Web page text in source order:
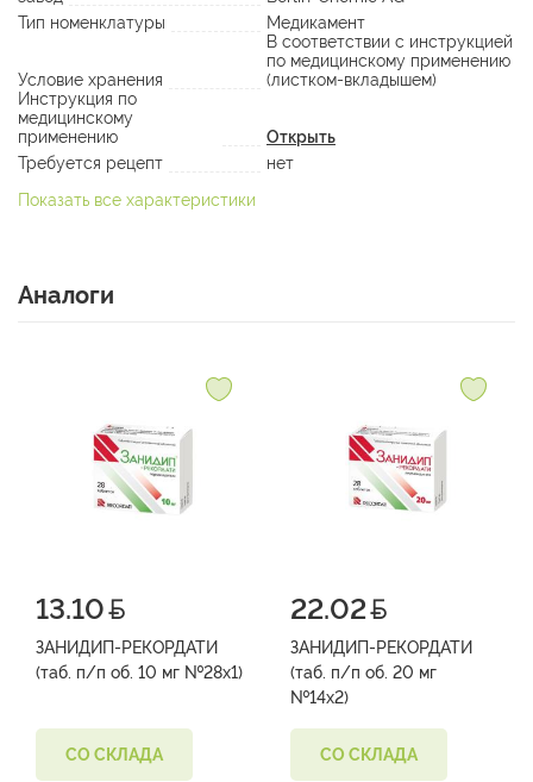
Тип номенклатуры
Медикамент
Условие хранения
В соответствии с инструкцией
по медицинскому применению
(листком-вкладышем)
Инструкция по
медицинскому
применению
Открыть
Требуется рецепт
нет
Показать все характеристики
Аналоги
13.10
ЗАНИДИП-РЕКОРДАТИ
(таб. п/п об. 10 мг №28х1)
СО СКЛАДА
22.02
ЗАНИДИП-РЕКОРДАТИ
(таб. п/п об. 20 мг
№14х2)
СО СКЛАДА